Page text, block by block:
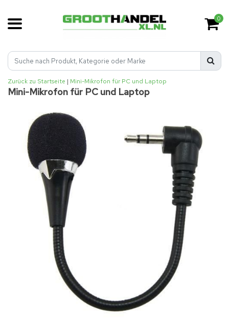
0
Zurück zu Startseite | Mini-Mikrofon für PC und Laptop
Mini-Mikrofon für PC und Laptop